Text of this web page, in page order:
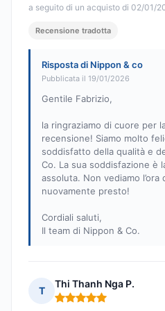
a seguito di un acquisto di 02/01/
Recensione tradotta
Risposta di Nippon & co
Pubblicata il 19/01/2026
Gentile Fabrizio,
la ringraziamo di cuore per
recensione! Siamo molto
soddisfatto della qualità e
Co. La sua soddisfazione è
assoluta. Non vediamo l’ora
nuovamente presto!
Cordiali saluti,
Il team di Nippon & Co.
T
Thi Thanh Nga P.
Nota: 5 su 5